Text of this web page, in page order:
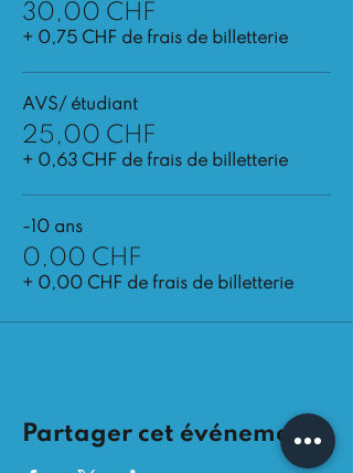
30,00 CHF
+ 0,75 CHF de frais de billetterie
AVS/ étudiant
25,00 CHF
+ 0,63 CHF de frais de billetterie
-10 ans
0,00 CHF
+ 0,00 CHF de frais de billetterie
Partager cet événement